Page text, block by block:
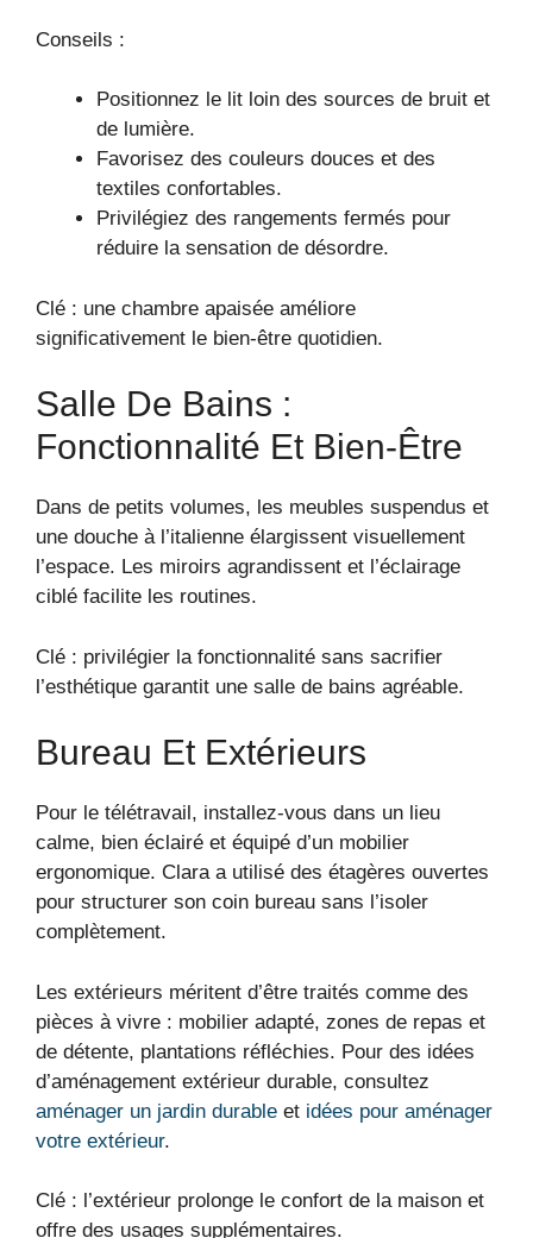
Conseils :
Positionnez le lit loin des sources de bruit et
de lumière.
Favorisez des couleurs douces et des
textiles confortables.
Privilégiez des rangements fermés pour
réduire la sensation de désordre.
Clé : une chambre apaisée améliore
significativement le bien-être quotidien.
Salle De Bains :
Fonctionnalité Et Bien-Être
Dans de petits volumes, les meubles suspendus et
une douche à l’italienne élargissent visuellement
l’espace. Les miroirs agrandissent et l’éclairage
ciblé facilite les routines.
Clé : privilégier la fonctionnalité sans sacrifier
l’esthétique garantit une salle de bains agréable.
Bureau Et Extérieurs
Pour le télétravail, installez-vous dans un lieu
calme, bien éclairé et équipé d’un mobilier
ergonomique. Clara a utilisé des étagères ouvertes
pour structurer son coin bureau sans l’isoler
complètement.
Les extérieurs méritent d’être traités comme des
pièces à vivre : mobilier adapté, zones de repas et
de détente, plantations réfléchies. Pour des idées
d’aménagement extérieur durable, consultez
aménager un jardin durable et idées pour aménager
votre extérieur.
Clé : l’extérieur prolonge le confort de la maison et
offre des usages supplémentaires.